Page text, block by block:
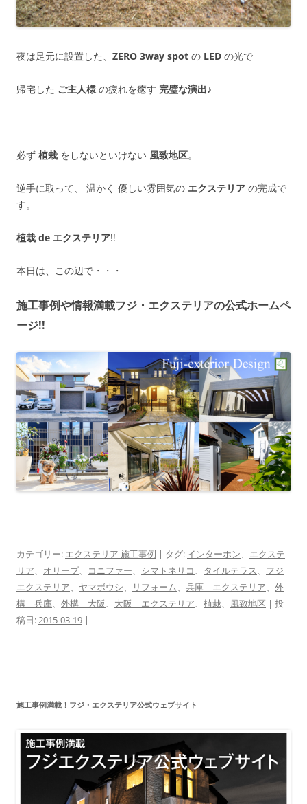
夜は足元に設置した、 ZERO 3way spot の LED の光で
帰宅した ご主人様 の疲れを癒す 完璧な演出♪
必ず 植栽 をしないといけない 風致地区。
逆手に取って、 温かく 優しい雰囲気の エクステリア の完成で
す。
植栽 de エクステリア!!
本日は、この辺で・・・
施工事例や情報満載フジ・エクステリアの公式ホームペ
ージ!!
カテゴリー: エクステリア 施工事例 | タグ: インターホン、 エクステ
リア、 オリーブ、 コニファー、 シマトネリコ、 タイルテラス、 フジ
エクステリア、 ヤマボウシ、 リフォーム、 兵庫 エクステリア、 外
構 兵庫、 外構 大阪、 大阪 エクステリア、 植栽、 風致地区 | 投
稿日:2015-03-19 |
施工事例満載！フジ・エクステリア公式ウェブサイト